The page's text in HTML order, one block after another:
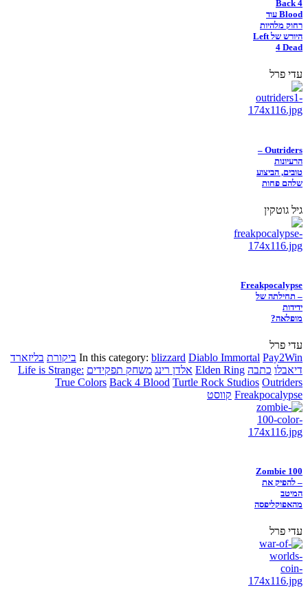
Back 4
Blood עוד
רחוק מלהיות
היורש של Left
4 Dead
עדי פרל
Outriders –
הרעיונות
טובים, הביצוע
שלהם פחות
גיל גוטקין
Freakpocalypse
– תחילתה של
ידידות
מופלאה?
עדי פרל
In this category: blizzard Diablo Immortal Pay2Win ביקורת בליזארד
דיאבלו כתבה Elden Ring אלדן רינג משחק תפקידים Life is Strange:
True Colors Back 4 Blood Turtle Rock Studios Outriders
Freakpocalypse קווסט
Zombie 100
– להפיק את
המיטב
מהאפוקליפסה
עדי פרל